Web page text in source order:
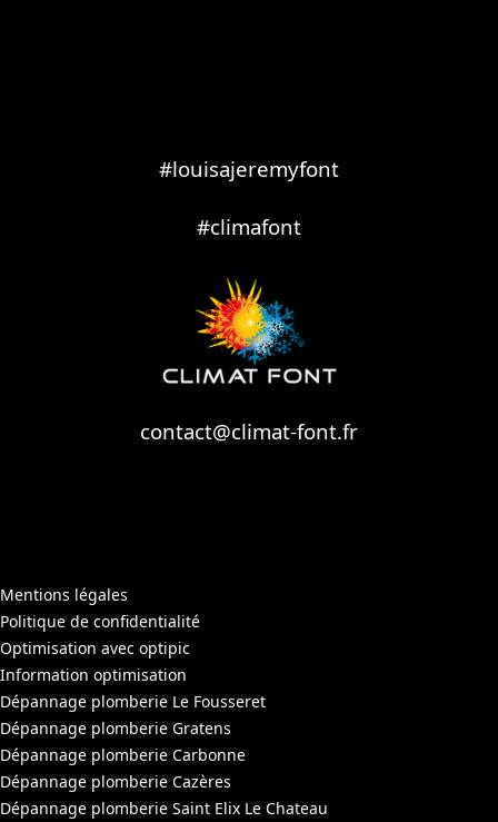
#louisajeremyfont
#climafont
contact@climat-font.fr
Mentions légales
Politique de confidentialité
Optimisation avec optipic
Information optimisation
Dépannage plomberie Le Fousseret
Dépannage plomberie Gratens
Dépannage plomberie Carbonne
Dépannage plomberie Cazères
Dépannage plomberie Saint Elix Le Chateau